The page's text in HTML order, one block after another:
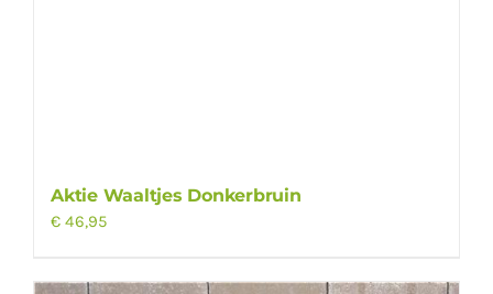
Aktie Waaltjes Donkerbruin
€ 46,95